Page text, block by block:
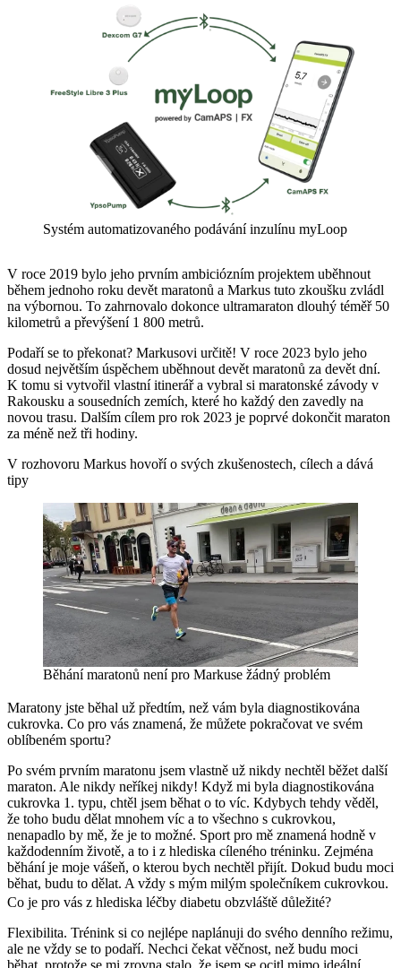
Systém automatizovaného podávání inzulínu myLoop
V roce 2019 bylo jeho prvním ambiciózním projektem uběhnout
během jednoho roku devět maratonů a Markus tuto zkoušku zvládl
na výbornou. To zahrnovalo dokonce ultramaraton dlouhý téměř 50
kilometrů a převýšení 1 800 metrů.
Podaří se to překonat? Markusovi určitě! V roce 2023 bylo jeho
dosud největším úspěchem uběhnout devět maratonů za devět dní.
K tomu si vytvořil vlastní itinerář a vybral si maratonské závody v
Rakousku a sousedních zemích, které ho každý den zavedly na
novou trasu. Dalším cílem pro rok 2023 je poprvé dokončit maraton
za méně než tři hodiny.
V rozhovoru Markus hovoří o svých zkušenostech, cílech a dává
tipy
Běhání maratonů není pro Markuse žádný problém
Maratony jste běhal už předtím, než vám byla diagnostikována
cukrovka. Co pro vás znamená, že můžete pokračovat ve svém
oblíbeném sportu?
Po svém prvním maratonu jsem vlastně už nikdy nechtěl běžet další
maraton. Ale nikdy neříkej nikdy! Když mi byla diagnostikována
cukrovka 1. typu, chtěl jsem běhat o to víc. Kdybych tehdy věděl,
že toho budu dělat mnohem víc a to všechno s cukrovkou,
nenapadlo by mě, že je to možné. Sport pro mě znamená hodně v
každodenním životě, a to i z hlediska cíleného tréninku. Zejména
běhání je moje vášeň, o kterou bych nechtěl přijít. Dokud budu moci
běhat, budu to dělat. A vždy s mým milým společníkem cukrovkou.
Co je pro vás z hlediska léčby diabetu obzvláště důležité?
Flexibilita. Trénink si co nejlépe naplánuji do svého denního režimu,
ale ne vždy se to podaří. Nechci čekat věčnost, než budu moci